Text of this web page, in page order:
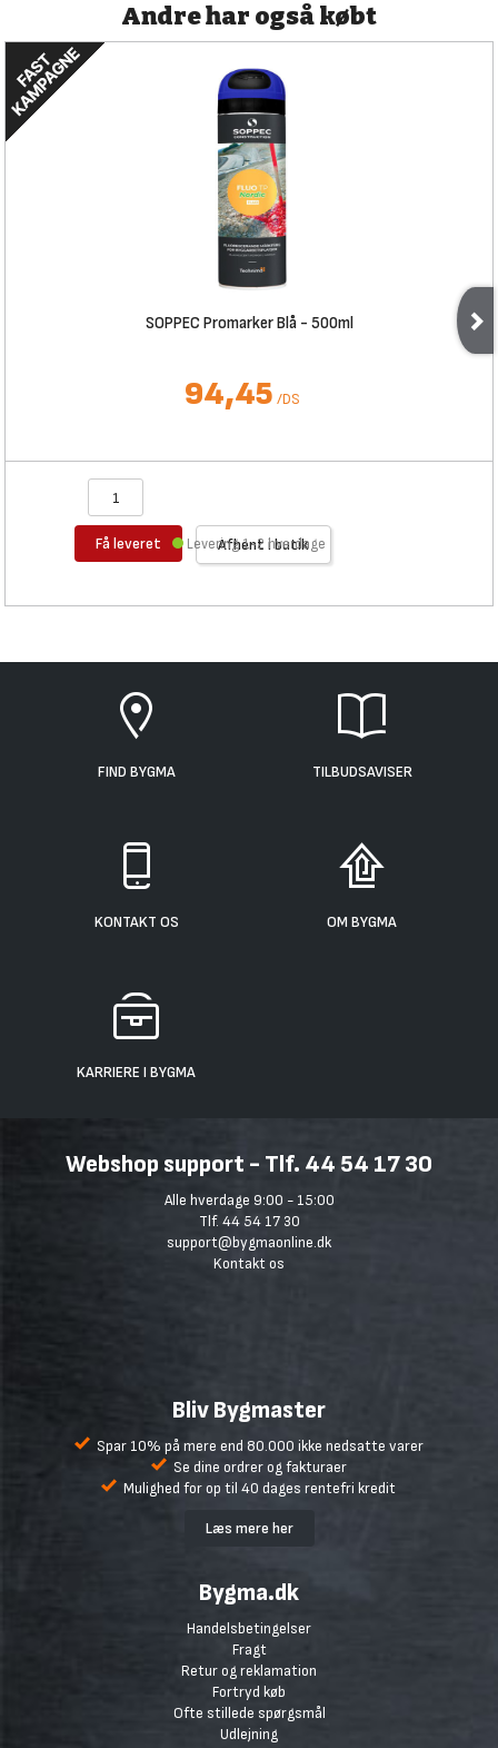
Andre har også købt
SOPPEC Promarker Blå - 500ml
94,45 /DS
Få leveret Afhent i butik
Levering 1-2 hverdage
FIND BYGMA TILBUDSAVISER
KONTAKT OS OM BYGMA
KARRIERE I BYGMA
Webshop support - Tlf. 44 54 17 30
Alle hverdage 9:00 - 15:00
Tlf. 44 54 17 30
support@bygmaonline.dk
Kontakt os
Bliv Bygmaster
Spar 10% på mere end 80.000 ikke nedsatte varer
Se dine ordrer og fakturaer
Mulighed for op til 40 dages rentefri kredit
Læs mere her
Bygma.dk
Handelsbetingelser
Fragt
Retur og reklamation
Fortryd køb
Ofte stillede spørgsmål
Udlejning